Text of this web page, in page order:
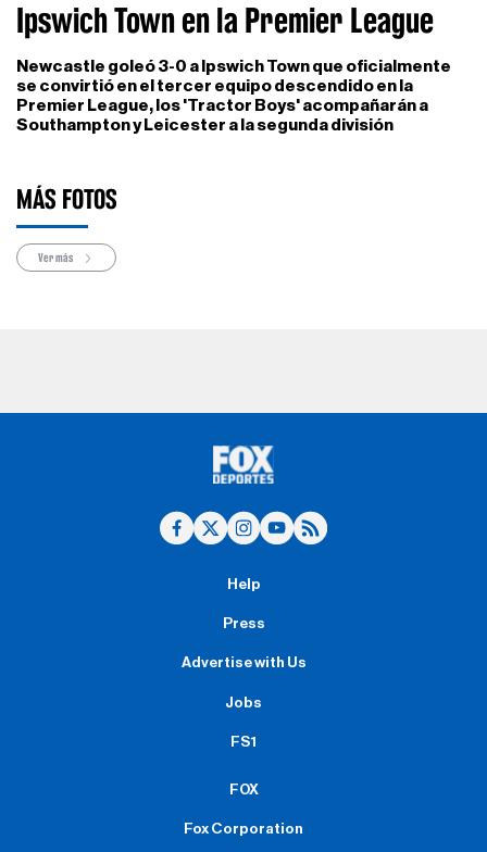
Ipswich Town en la Premier League
Newcastle goleó 3-0 a Ipswich Town que oficialmente
se convirtió en el tercer equipo descendido en la
Premier League, los 'Tractor Boys' acompañarán a
Southampton y Leicester a la segunda división
MÁS FOTOS
Ver más
Help
Press
Advertise with Us
Jobs
FS1
FOX
Fox Corporation